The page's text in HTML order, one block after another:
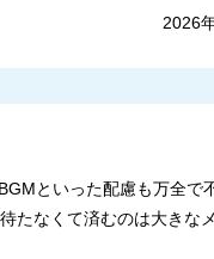
2026
といった配慮も万全で
たなくて済むのは大きな